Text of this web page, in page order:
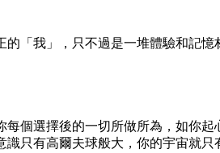
「我」，只不過是一堆體驗和記憶
個選擇後的一切所做所為，如你
只有高爾夫球般大，你的宇宙就只